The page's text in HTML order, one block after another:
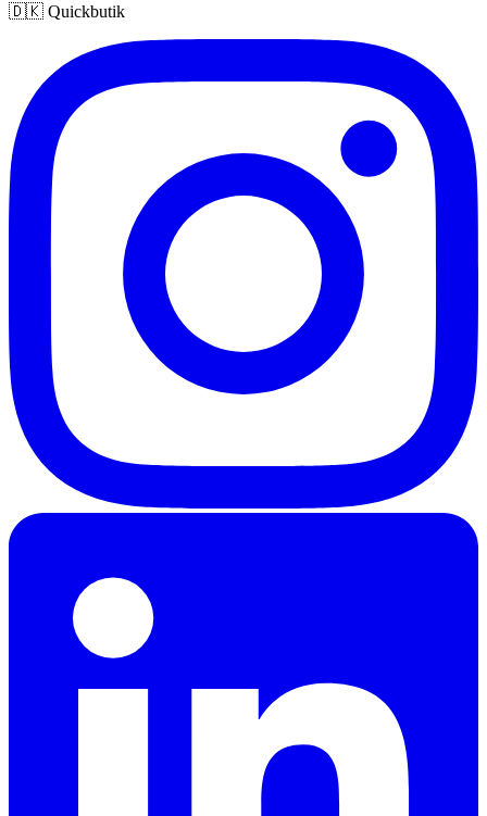
🇩🇰 Quickbutik